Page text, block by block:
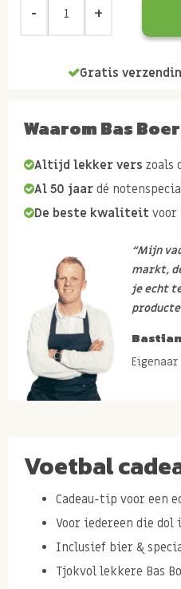
Gratis
Waarom Bas
Altijd lekker vers zoals
Al 50 jaar dé
De beste kwaliteit
“Mijn
markt,
je echt
Eigenaar
Voetbal
Cadeau-tip voor een
Voor iedereen die dol
Inclusief bier &
Tjokvol lekkere Bas